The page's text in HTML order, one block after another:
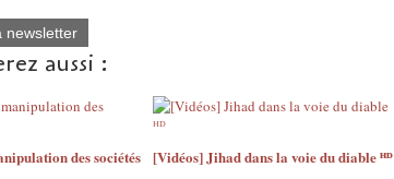
newsletter
aussi :
des sociétés [Vidéos] Jihad dans la voie du diable ᴴᴰ